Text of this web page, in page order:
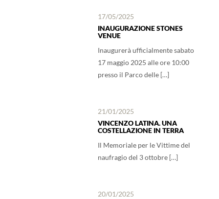
17/05/2025
INAUGURAZIONE STONES
VENUE
Inaugurerà ufficialmente sabato
17 maggio 2025 alle ore 10:00
presso il Parco delle […]
21/01/2025
VINCENZO LATINA. UNA
COSTELLAZIONE IN TERRA
Il Memoriale per le Vittime del
naufragio del 3 ottobre […]
20/01/2025